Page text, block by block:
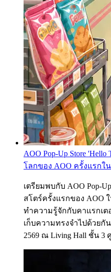
AOO Pop-Up Store
โลกของ AOO ครั้งแรกใ
เตรียมพบกับ AOO Pop-
สโตร์ครั้งแรกของ AOO
ทำความรู้จักกับคาแรกเต
เก็บความทรงจำไปด้วยกั
2569 ณ Living Hall ชั้น